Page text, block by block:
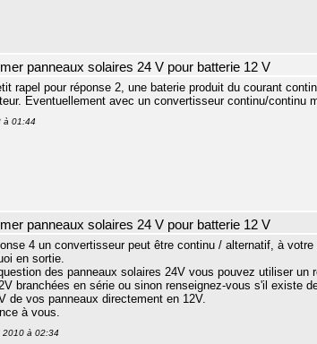
panneaux solaires 24 V pour batterie 12 V
rapel pour réponse 2, une baterie produit du courant
Eventuellement avec un convertisseur continu/continu
à 01:44
panneaux solaires 24 V pour batterie 12 V
4 un convertisseur peut être continu / alternatif, à
en sortie.
des panneaux solaires 24V vous pouvez utiliser un
branchées en série ou sinon renseignez-vous s'il existe
de vos panneaux directement en 12V.
à vous.
2010 à 02:34